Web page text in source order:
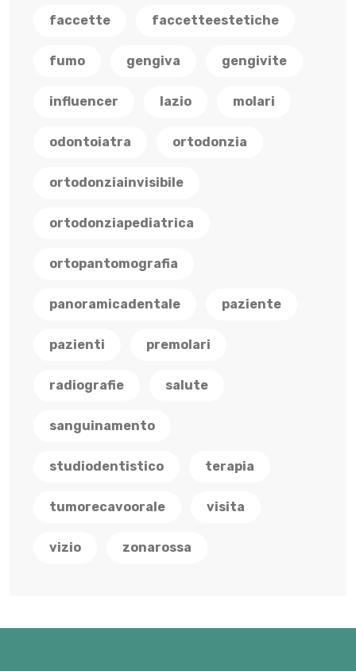
faccette faccetteestetiche
fumo gengiva gengivite
influencer lazio molari
odontoiatra ortodonzia
ortodonziainvisibile
ortodonziapediatrica
ortopantomografia
panoramicadentale paziente
pazienti premolari
radiografie salute
sanguinamento
studiodentistico terapia
tumorecavoorale visita
vizio zonarossa